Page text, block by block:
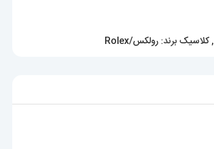
,کلاسیک برند: رولکس/Rolex